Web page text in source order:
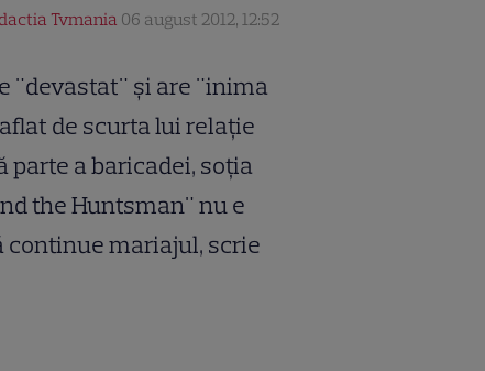
Tvmania 06 august 2012, 12:52
"devastat" şi are "inima
de scurta lui relaţie
parte a baricadei, soţia
the Huntsman" nu e
continue mariajul, scrie